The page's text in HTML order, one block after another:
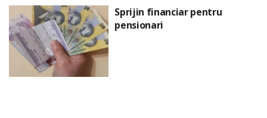
Sprijin financiar pentru
pensionari